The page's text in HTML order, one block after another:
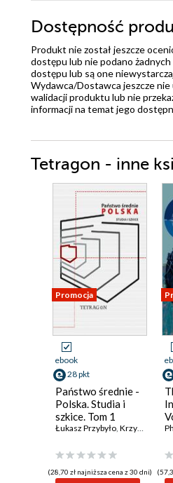
Dostępność
Produkt nie został jeszcze
dostępu lub nie podano
dostępu lub są one
Wydawca/Dostawca jeszcze nie
walidacji produktu lub nie
informacji na temat jego
Tetragon - inne
Promocja
ebook
28 pkt
Państwo średnie -
Polska. Studia i
szkice. Tom 1
Łukasz Przybyło Krzysztof Kubiak
(28,70 zł najniższa cena z 30 dni)